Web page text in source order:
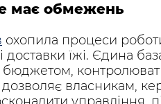
має обмежень
охопила процеси роботи
їжі. Єдина
власникам,